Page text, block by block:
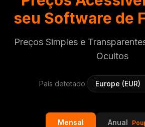
seu Software de
Preços Simples e
Ocultos
País detetado:
Mensal Anual